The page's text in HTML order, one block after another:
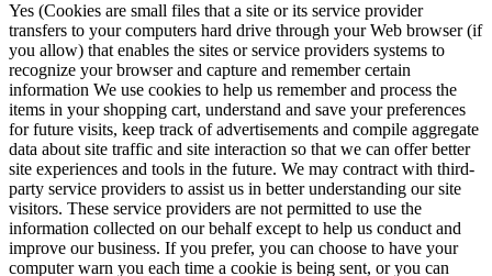
Yes (Cookies are small files that a site or its service provider
transfers to your computers hard drive through your Web browser (if
you allow) that enables the sites or service providers systems to
recognize your browser and capture and remember certain
information We use cookies to help us remember and process the
items in your shopping cart, understand and save your preferences
for future visits, keep track of advertisements and compile aggregate
data about site traffic and site interaction so that we can offer better
site experiences and tools in the future. We may contract with third-
party service providers to assist us in better understanding our site
visitors. These service providers are not permitted to use the
information collected on our behalf except to help us conduct and
improve our business. If you prefer, you can choose to have your
computer warn you each time a cookie is being sent, or you can